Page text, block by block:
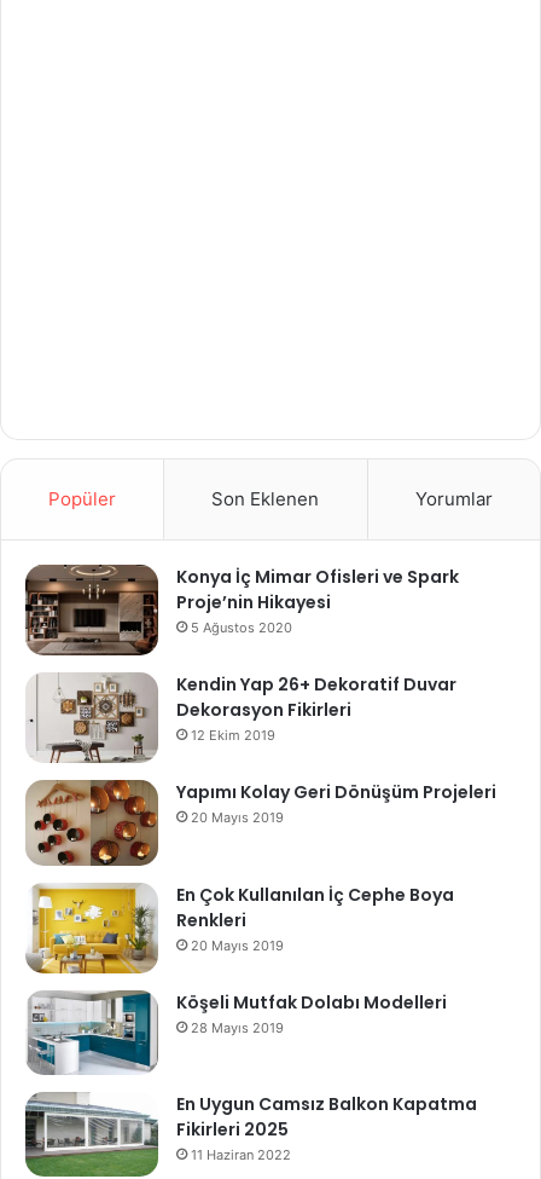
Popüler Son Eklenen Yorumlar
Konya İç Mimar Ofisleri ve Spark
Proje’nin Hikayesi
5 Ağustos 2020
Kendin Yap 26+ Dekoratif Duvar
Dekorasyon Fikirleri
12 Ekim 2019
Yapımı Kolay Geri Dönüşüm Projeleri
20 Mayıs 2019
En Çok Kullanılan İç Cephe Boya
Renkleri
20 Mayıs 2019
Köşeli Mutfak Dolabı Modelleri
28 Mayıs 2019
En Uygun Camsız Balkon Kapatma
Fikirleri 2025
11 Haziran 2022